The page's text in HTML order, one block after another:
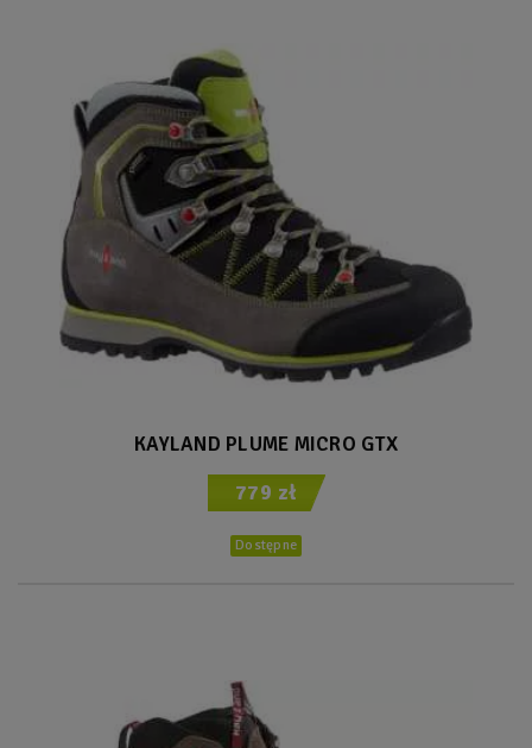
KAYLAND PLUME MICRO GTX
779 zł
Dostępne